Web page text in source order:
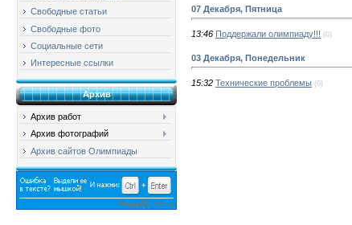
Свободные статьи
Свободные фото
Социальные сети
Интересные ссылки
Архив
Архив работ
Архив фотографий
Архив сайтов Олимпиады
07 Декабря, Пятница
13:46 Поддержали олимпиаду!!! (0)
03 Декабря, Понедельник
15:32 Технические проблемы (0)